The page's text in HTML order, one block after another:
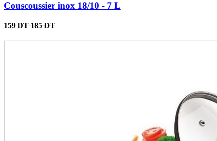
Couscoussier inox 18/10 - 7 L
159 DT185 DT